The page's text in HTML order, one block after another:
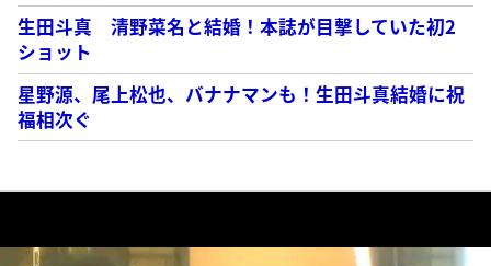
生田斗真 清野菜名と結婚！本誌が目撃していた初2
ショット
星野源、尾上松也、バナナマンも！生田斗真結婚に祝
福相次ぐ